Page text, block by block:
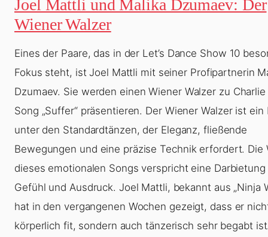
Joel Mattli und Malika Dzumaev: Der
Wiener Walzer
Eines der Paare, das in der Let’s Dance Show 10
Fokus steht, ist Joel Mattli mit seiner Profipartnerin
Dzumaev. Sie werden einen Wiener Walzer zu
Song „Suffer“ präsentieren. Der Wiener Walzer ist ein
unter den Standardtänzen, der Eleganz, fließende
Bewegungen und eine präzise Technik erfordert. Die
dieses emotionalen Songs verspricht eine
Gefühl und Ausdruck. Joel Mattli, bekannt aus „Ninja
hat in den vergangenen Wochen gezeigt, dass er
körperlich fit, sondern auch tänzerisch sehr begabt